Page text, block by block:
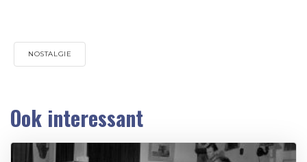
NOSTALGIE
Ook interessant